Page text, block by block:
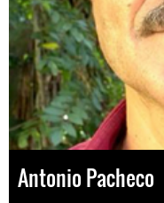
Antonio Pacheco